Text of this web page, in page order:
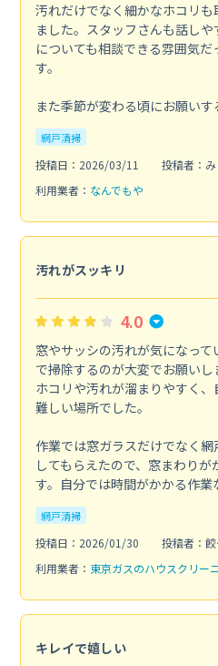
汚れだけでなく細かなホコリ
ました。スタッフさんも話し
についても相談できる雰囲気
す。
また季節が変わる頃にお願いす
網戸清掃
投稿日：2026/03/11
投稿者：
利用業者： なんでもや
汚れがスッキリ
4.0
窓やサッシの汚れが気になっ
で掃除するのが大変でお願い
ホコリや汚れが溜まりやすく
難しい場所でした。
作業では窓ガラスだけでなく
してもらえたので、窓まわり
す。自分では時間がかかる作業
網戸清掃
投稿日：2026/01/30
投稿者：
利用業者： 東京ガスのハウスクリー
キレイで嬉しい